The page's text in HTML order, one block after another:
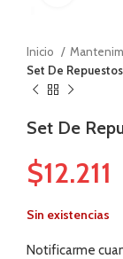
Inicio
Set De
Set De
$12.211
Sin existencias
Notificarme